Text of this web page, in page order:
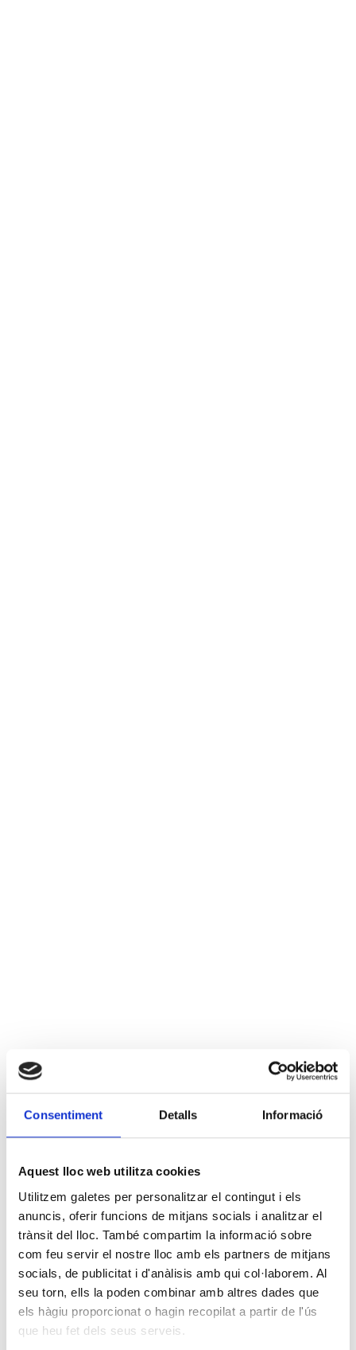
Consentiment Detalls Informació
Aquest lloc web utilitza cookies
Utilitzem galetes per personalitzar el contingut i els
anuncis, oferir funcions de mitjans socials i analitzar el
trànsit del lloc. També compartim la informació sobre
com feu servir el nostre lloc amb els partners de mitjans
socials, de publicitat i d'anàlisis amb qui col·laborem. Al
seu torn, ells la poden combinar amb altres dades que
els hàgiu proporcionat o hagin recopilat a partir de l'ús
que heu fet dels seus serveis.